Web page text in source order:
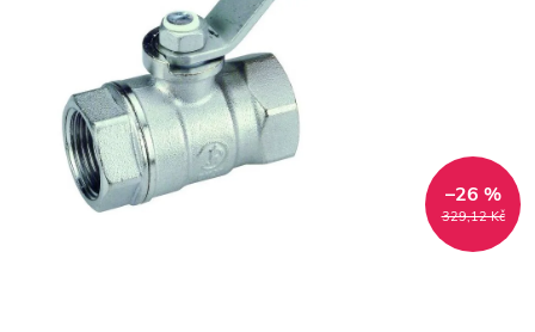
329,12 Kč
–26 %